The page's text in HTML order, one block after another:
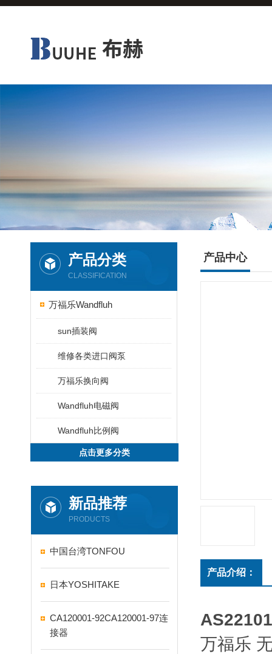
产品分类
CLASSIFICATION
万福乐Wandfluh
sun插装阀
维修各类进口阀泵
万福乐换向阀
Wandfluh电磁阀
Wandfluh比例阀
点击更多分类
新品推荐
PRODUCTS
中国台湾TONFOU
日本YOSHITAKE
CA120001-92CA120001-97连
接器
产品中心
产品介绍：
万福乐